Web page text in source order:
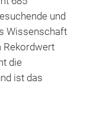
und
Wissenschaft
Rekordwert
die
ist das